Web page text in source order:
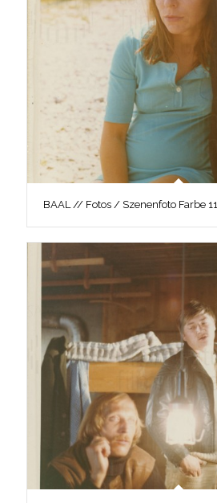
BAAL // Fotos / Szenenfoto Farbe 11